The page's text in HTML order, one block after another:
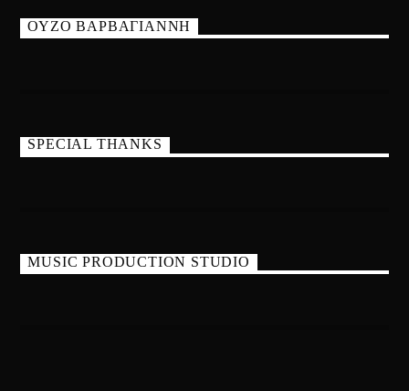
ΟΥΖΟ ΒΑΡΒΑΓΙΑΝΝΗ
SPECIAL THANKS
MUSIC PRODUCTION STUDIO